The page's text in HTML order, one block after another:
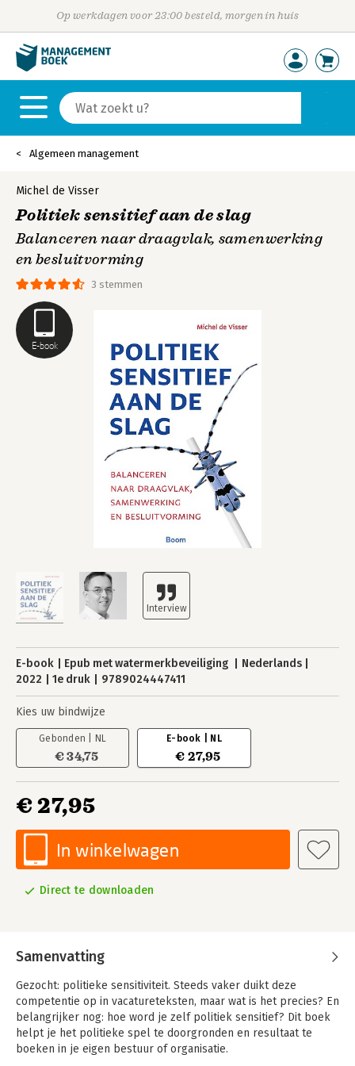
Op werkdagen voor 23:00 besteld, morgen in huis
Algemeen management
E-book
3 stemmen
Michel de Visser
Politiek sensitief aan de slag
Balanceren naar draagvlak, samenwerking
en besluitvorming
E-book Epub met watermerkbeveiliging
Nederlands
2022
1e druk 9789024447411
Kies uw bindwijze
Gebonden | NL
€ 34,75
E-book | NL
€ 27,95
€ 27,95
In winkelwagen
Direct te downloaden
Samenvatting
Gezocht: politieke sensitiviteit. Steeds vaker duikt deze
competentie op in vacatureteksten, maar wat is het precies? En
belangrijker nog: hoe word je zelf politiek sensitief? Dit boek
helpt je het politieke spel te doorgronden en resultaat te
boeken in je eigen bestuur of organisatie.